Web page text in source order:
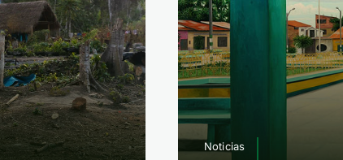
Noticias